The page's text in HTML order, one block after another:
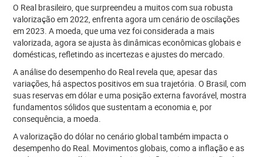
O Real brasileiro, que surpreendeu a muitos com sua robusta
valorização em 2022, enfrenta agora um cenário de oscilações
em 2023. A moeda, que uma vez foi considerada a mais
valorizada, agora se ajusta às dinâmicas econômicas globais e
domésticas, refletindo as incertezas e ajustes do mercado.
A análise do desempenho do Real revela que, apesar das
variações, há aspectos positivos em sua trajetória. O Brasil, com
suas reservas em dólar e uma posição externa favorável, mostra
fundamentos sólidos que sustentam a economia e, por
consequência, a moeda.
A valorização do dólar no cenário global também impacta o
desempenho do Real. Movimentos globais, como a inflação e as